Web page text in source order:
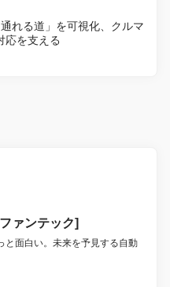
れる道」を可視化、クルマ
応を支える
ァンテック]
と面白い。未来を予見する自動